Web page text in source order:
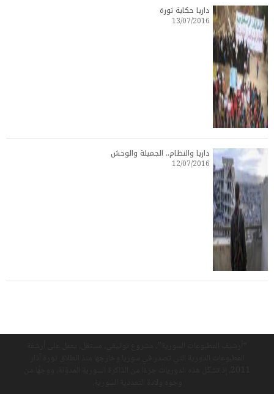
داريا حكاية ثورة
13/07/2016
داريا والنظام.. الجميلة والوحش
12/07/2016